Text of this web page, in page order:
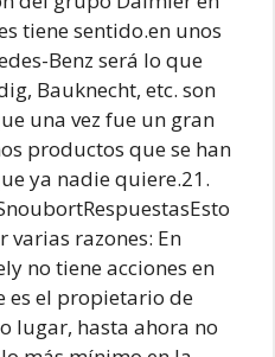
tiene sentido.en unos
Benz será lo que
Bauknecht, etc. son
una vez fue un gran
productos que se han
ya nadie quiere.21.
varias razones: En
no tiene acciones en
es el propietario de
lugar, hasta ahora no